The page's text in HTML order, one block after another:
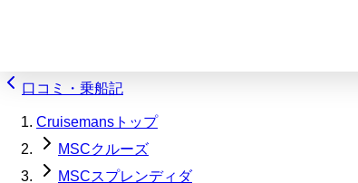
口コミ・乗船記
Cruisemansトップ
MSCクルーズ
MSCスプレンディダ